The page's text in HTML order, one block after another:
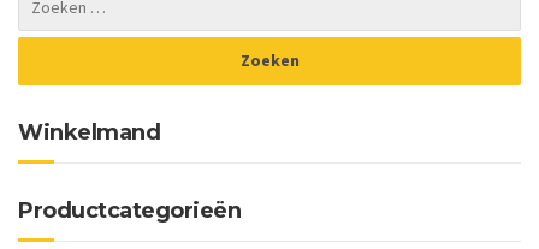
Winkelmand
Productcategorieën